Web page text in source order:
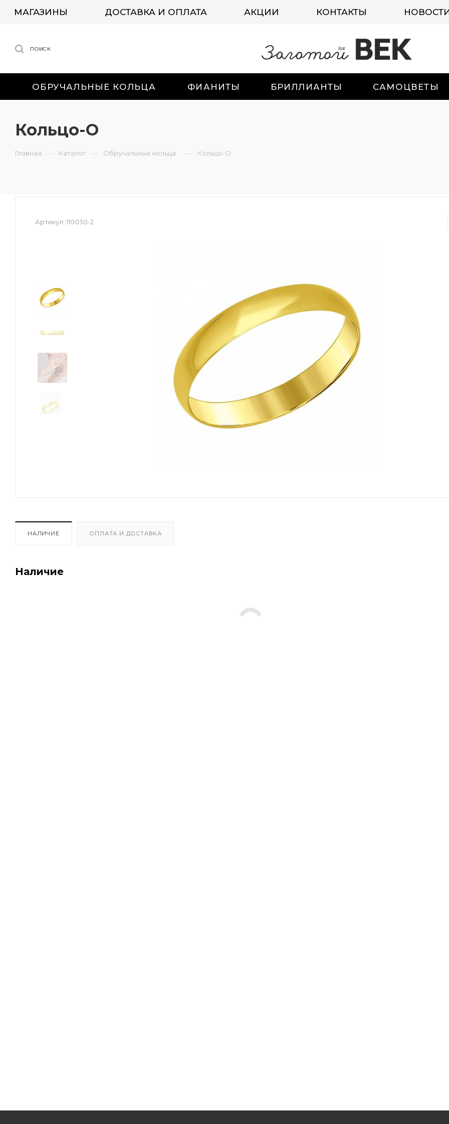
МАГАЗИНЫ ДОСТАВКА И ОПЛАТА АКЦИИ КОНТАКТЫ
ПОИСК
ОБРУЧАЛЬНЫЕ КОЛЬЦА ФИАНИТЫ БРИЛЛИАНТЫ САМОЦВЕТЫ
Кольцо-О
Главная — Каталог — Обручальные кольца — Кольцо-О
Артикул: 110030-2
НАЛИЧИЕ ОПЛАТА И ДОСТАВКА
Наличие